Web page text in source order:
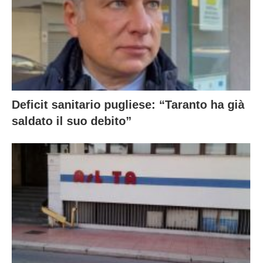
Deficit sanitario pugliese: “Taranto ha già
saldato il suo debito”